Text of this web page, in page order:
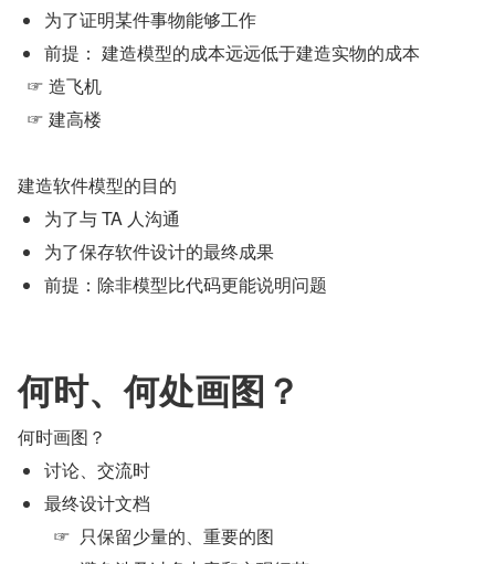
为了证明某件事物能够工作
前提： 建造模型的成本远远低于建造实物的成本
  ☞ 造飞机
  ☞ 建高楼
建造软件模型的目的
为了与 TA 人沟通
为了保存软件设计的最终成果
前提：除非模型比代码更能说明问题
何时、何处画图？
何时画图？
讨论、交流时
最终设计文档
	☞  只保留少量的、重要的图